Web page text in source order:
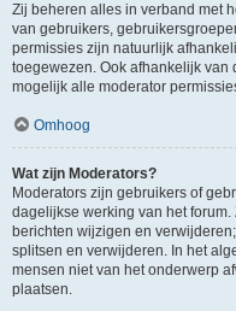
Zij beheren alles in verband met
van gebruikers,
permissies zijn natuurlijk
toegewezen. Ook afhankelijk van
mogelijk alle moderator
Omhoog
Wat zijn Moderators?
Moderators zijn gebruikers of
dagelijkse werking van het
berichten wijzigen en
splitsen en verwijderen. In het
mensen niet van het onderwerp
plaatsen.